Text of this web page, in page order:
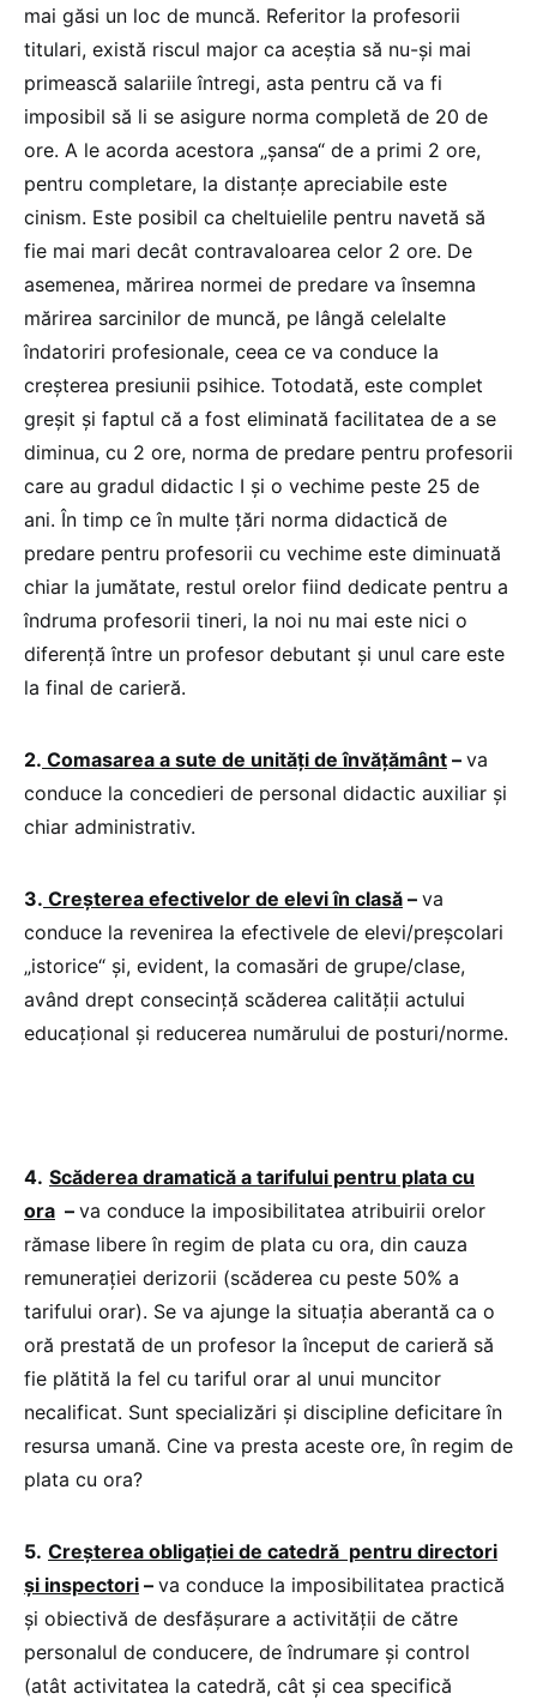
mai găsi un loc de muncă. Referitor la profesorii
titulari, există riscul major ca aceștia să nu-și mai
primească salariile întregi, asta pentru că va fi
imposibil să li se asigure norma completă de 20 de
ore. A le acorda acestora „șansa“ de a primi 2 ore,
pentru completare, la distanțe apreciabile este
cinism. Este posibil ca cheltuielile pentru navetă să
fie mai mari decât contravaloarea celor 2 ore. De
asemenea, mărirea normei de predare va însemna
mărirea sarcinilor de muncă, pe lângă celelalte
îndatoriri profesionale, ceea ce va conduce la
creșterea presiunii psihice. Totodată, este complet
greșit și faptul că a fost eliminată facilitatea de a se
diminua, cu 2 ore, norma de predare pentru profesorii
care au gradul didactic I și o vechime peste 25 de
ani. În timp ce în multe țări norma didactică de
predare pentru profesorii cu vechime este diminuată
chiar la jumătate, restul orelor fiind dedicate pentru a
îndruma profesorii tineri, la noi nu mai este nici o
diferență între un profesor debutant și unul care este
la final de carieră.
2. Comasarea a sute de unități de învățământ – va
conduce la concedieri de personal didactic auxiliar și
chiar administrativ.
3. Creșterea efectivelor de elevi în clasă – va
conduce la revenirea la efectivele de elevi/preșcolari
„istorice“ și, evident, la comasări de grupe/clase,
având drept consecință scăderea calității actului
educațional și reducerea numărului de posturi/norme.
4. Scăderea dramatică a tarifului pentru plata cu
ora – va conduce la imposibilitatea atribuirii orelor
rămase libere în regim de plata cu ora, din cauza
remunerației derizorii (scăderea cu peste 50% a
tarifului orar). Se va ajunge la situația aberantă ca o
oră prestată de un profesor la început de carieră să
fie plătită la fel cu tariful orar al unui muncitor
necalificat. Sunt specializări și discipline deficitare în
resursa umană. Cine va presta aceste ore, în regim de
plata cu ora?
5. Creșterea obligației de catedră pentru directori
și inspectori – va conduce la imposibilitatea practică
și obiectivă de desfășurare a activității de către
personalul de conducere, de îndrumare și control
(atât activitatea la catedră, cât și cea specifică